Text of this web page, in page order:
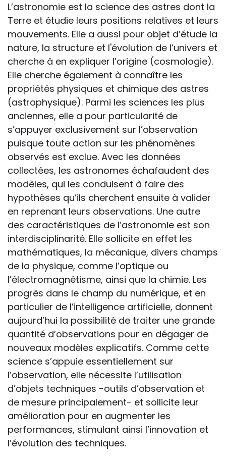
L’astronomie est la science des astres dont la
Terre et étudie leurs positions relatives et leurs
mouvements. Elle a aussi pour objet d’étude la
nature, la structure et l'évolution de l’univers et
cherche à en expliquer l’origine (cosmologie).
Elle cherche également à connaître les
propriétés physiques et chimique des astres
(astrophysique). Parmi les sciences les plus
anciennes, elle a pour particularité de
s’appuyer exclusivement sur l’observation
puisque toute action sur les phénomènes
observés est exclue. Avec les données
collectées, les astronomes échafaudent des
modèles, qui les conduisent à faire des
hypothèses qu’ils cherchent ensuite à valider
en reprenant leurs observations. Une autre
des caractéristiques de l’astronomie est son
interdisciplinarité. Elle sollicite en effet les
mathématiques, la mécanique, divers champs
de la physique, comme l’optique ou
l’électromagnétisme, ainsi que la chimie. Les
progrès dans le champ du numérique, et en
particulier de l’intelligence artificielle, donnent
aujourd’hui la possibilité de traiter une grande
quantité d’observations pour en dégager de
nouveaux modèles explicatifs. Comme cette
science s’appuie essentiellement sur
l’observation, elle nécessite l’utilisation
d’objets techniques -outils d’observation et
de mesure principalement- et sollicite leur
amélioration pour en augmenter les
performances, stimulant ainsi l’innovation et
l’évolution des techniques.